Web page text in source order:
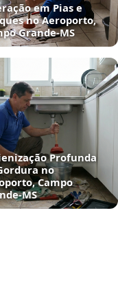
em Pias e
no Aeroporto,
Grande‑MS
Profunda
no
Campo